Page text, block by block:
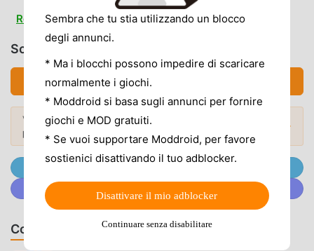
the beach landscape & blast the level of flowers!・🏝️
Various puzzles: over 600 levels of tap-to-blast matching
games designed by MYBO, the well-known game
development team that was invited by ROVIO for their
development of the matching puzzle game "Angry Birds
Blast".・🏝️Meet your friends & customers: know a group
of wild casts and make friends with Lily Maka, Kiko Kilani,
Lucas Sweet, and some others.・🏝️Uncover the secrets:
explore new landscapes of the island, meet people from
your neighborhood, and enjoy the lovely stories between
characters in the game. Witness a romantic weddingand
design the site with your flowers!・🏝️Weekly events:
bringing new puzzle challenge levels to spice up your
games & get rewards!・🏝️Play the game offline: don't risk
being bored the next time you can't access the Internet,
Read more
Scarica Ohana Island (MOD, Free upgrade)
Scarica APK (201.81MB)
Vuoi scoprire di più? Sfoglia i
popolari
del 2026.
Mod popolari →
Unisciti a @MODDROID.CO sulla Community Discord
Consiglia Giochi & App
Sembra che tu stia utilizzando un blocco
degli annunci.
* Ma i blocchi possono impedire di scaricare
normalmente i giochi.
* Moddroid si basa sugli annunci per fornire
giochi e MOD gratuiti.
* Se vuoi supportare Moddroid, per favore
sostienici disattivando il tuo adblocker.
Disattivare il mio adblocker
Continuare senza disabilitare